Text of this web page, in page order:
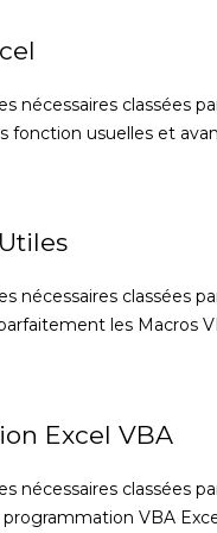
nécessaires classées
fonction usuelles et
nécessaires classées
les Macros
Excel VBA
nécessaires classées
VBA